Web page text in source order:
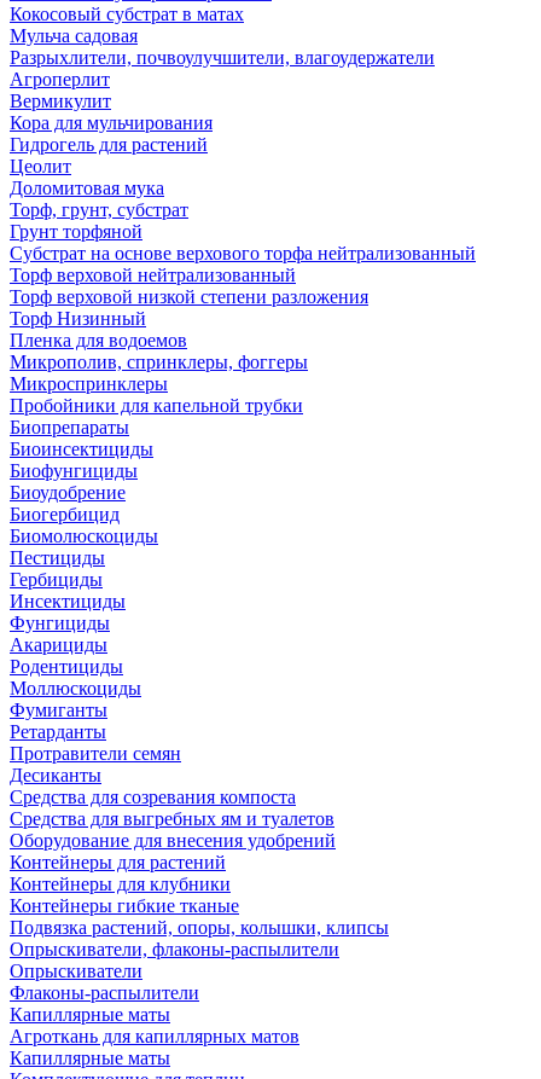
Кокосовый субстрат в матах
Мульча садовая
Разрыхлители, почвоулучшители, влагоудержатели
Агроперлит
Вермикулит
Кора для мульчирования
Гидрогель для растений
Цеолит
Доломитовая мука
Торф, грунт, субстрат
Грунт торфяной
Субстрат на основе верхового торфа нейтрализованный
Торф верховой нейтрализованный
Торф верховой низкой степени разложения
Торф Низинный
Пленка для водоемов
Микрополив, спринклеры, фоггеры
Микроспринклеры
Пробойники для капельной трубки
Биопрепараты
Биоинсектициды
Биофунгициды
Биоудобрение
Биогербицид
Биомолюскоциды
Пестициды
Гербициды
Инсектициды
Фунгициды
Акарициды
Родентициды
Моллюскоциды
Фумиганты
Ретарданты
Протравители семян
Десиканты
Средства для созревания компоста
Средства для выгребных ям и туалетов
Оборудование для внесения удобрений
Контейнеры для растений
Контейнеры для клубники
Контейнеры гибкие тканые
Подвязка растений, опоры, колышки, клипсы
Опрыскиватели, флаконы-распылители
Опрыскиватели
Флаконы-распылители
Капиллярные маты
Агроткань для капиллярных матов
Капиллярные маты